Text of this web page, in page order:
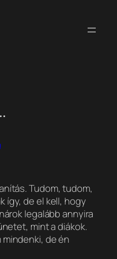
Tudom, tudom,
így, de el kell, hogy
legalább annyira
mint a diákok.
de én